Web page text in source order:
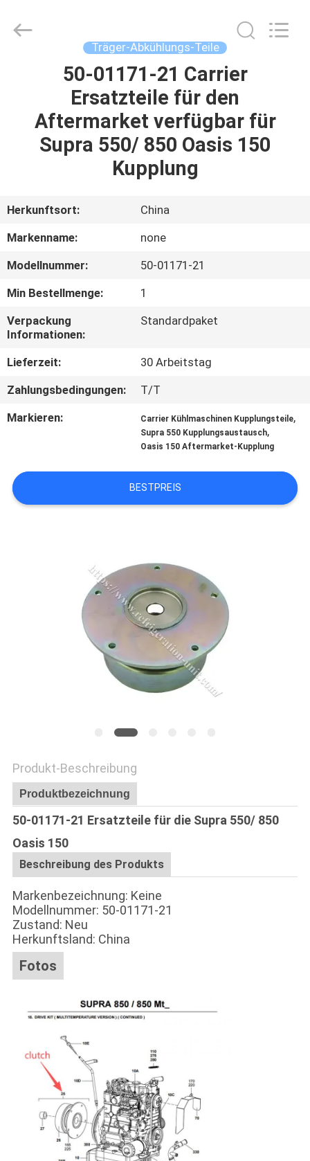
PRODUKTE
UNS
QUALITÄTSKONTROLLE
KONTAKT
MIT
UNS
RECHTSSACHEN
DATENSCHUTZRICHTLINIE
INDUSTRY
Träger-Abkühlungs-Teile
50-01171-21 Carrier
Ersatzteile für den
Aftermarket verfügbar für
Supra 550/ 850 Oasis 150
Kupplung
Herkunftsort:
China
Markenname:
none
Modellnummer:
50-01171-21
Min Bestellmenge:
1
Verpackung
Informationen:
Standardpaket
Lieferzeit:
30 Arbeitstag
Zahlungsbedingungen:
T/T
Markieren:
Carrier Kühlmaschinen Kupplungsteile,
Supra 550 Kupplungsaustausch,
Oasis 150 Aftermarket-Kupplung
BESTPREIS
Produkt-Beschreibung
Produktbezeichnung
50-01171-21 Ersatzteile für die Supra 550/ 850
Oasis 150
Beschreibung des Produkts
Markenbezeichnung: Keine
Modellnummer: 50-01171-21
Zustand: Neu
Herkunftsland: China
Fotos